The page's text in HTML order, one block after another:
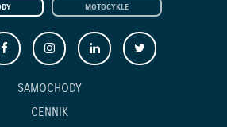
MOTOCYKLE
SAMOCHODY
CENNIK